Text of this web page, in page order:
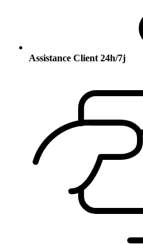
Assistance Client 24h/7j